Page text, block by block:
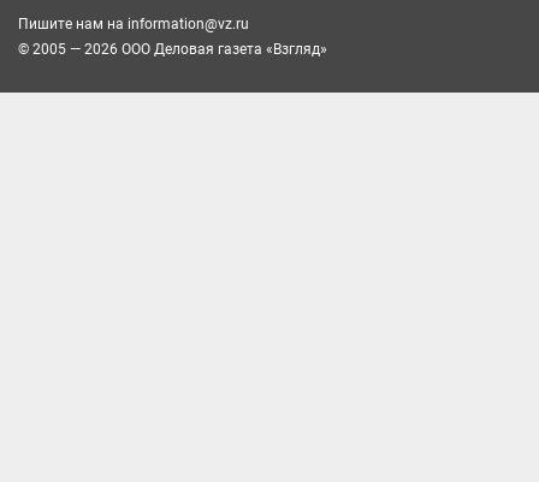
Пишите нам на information@vz.ru
© 2005 — 2026 ООО Деловая газета «Взгляд»